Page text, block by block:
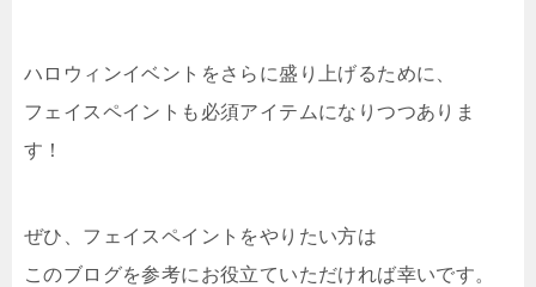
ハロウィンイベントをさらに盛り上げるために、
フェイスペイントも必須アイテムになりつつありま
す！
ぜひ、フェイスペイントをやりたい方は
このブログを参考にお役立ていただければ幸いです。